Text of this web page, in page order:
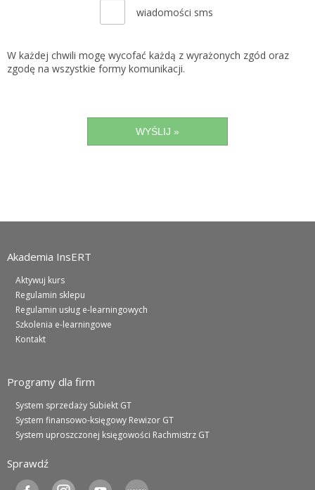
wiadomości sms
W każdej chwili mogę wycofać każdą z wyrażonych zgód oraz
zgodę na wszystkie formy komunikacji.
WYŚLIJ »
Akademia InsERT
Aktywuj kurs
Regulamin sklepu
Regulamin usług e-learningowych
Szkolenia e-learningowe
Kontakt
Programy dla firm
System sprzedaży Subiekt GT
System finansowo-księgowy Rewizor GT
System uproszczonej księgowości Rachmistrz GT
Sprawdź